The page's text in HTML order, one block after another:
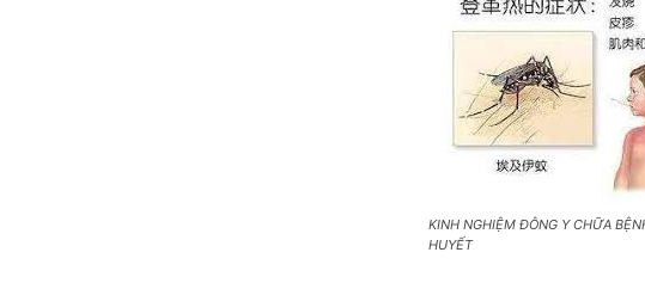
KINH NGHIỆM ĐÔNG Y CHỮA
HUYẾT